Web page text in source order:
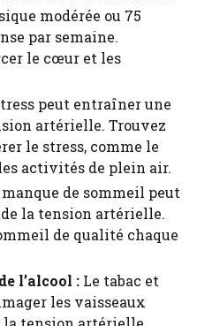
modérée ou 75
par semaine.
le cœur et les
peut entraîner une
artérielle. Trouvez
le stress, comme le
activités de plein air.
manque de sommeil peut
la tension artérielle.
de qualité chaque
l’alcool : Le tabac et
les vaisseaux